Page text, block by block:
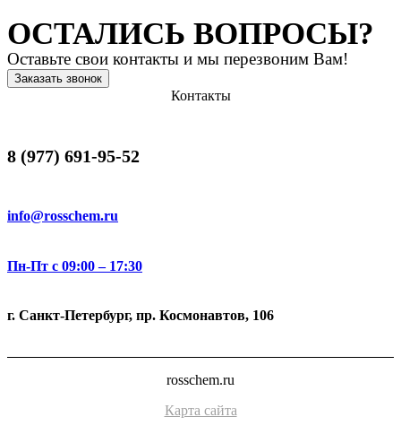
ОСТАЛИСЬ ВОПРОСЫ?
Оставьте свои контакты и мы перезвоним Вам!
Заказать звонок
Контакты
8 (977) 691-95-52
info@rosschem.ru
Пн-Пт с 09:00 – 17:30
г. Санкт-Петербург, пр. Космонавтов, 106
rosschem.ru
Карта сайта